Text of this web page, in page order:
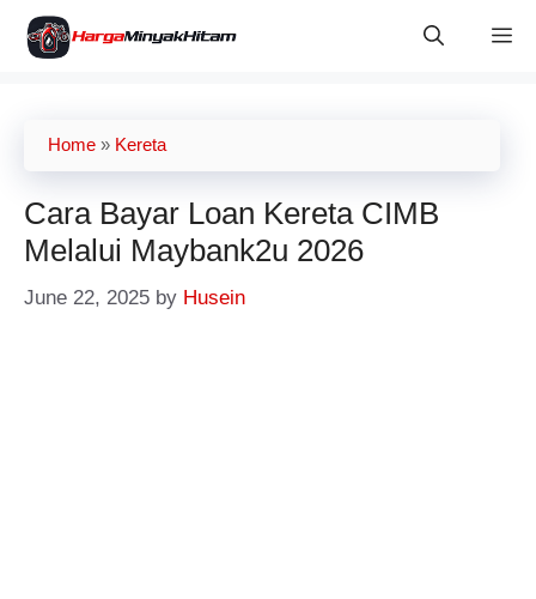
Skip
Home » Kereta
Cara Bayar Loan Kereta CIMB
Melalui Maybank2u 2026
June 22, 2025 by Husein